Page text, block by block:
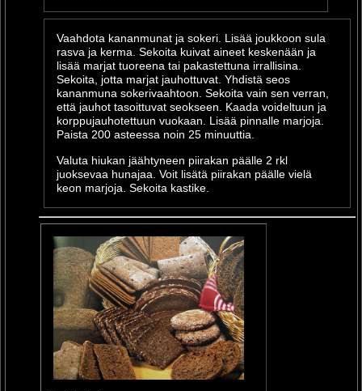
Vaahdota kananmunat ja sokeri. Lisää joukkoon sula
rasva ja kerma. Sekoita kuivat aineet keskenään ja
lisää marjat tuoreena tai pakastettuna irrallisina.
Sekoita, jotta marjat jauhottuvat. Yhdistä seos
kananmuna sokerivaahtoon. Sekoita vain sen verran,
että jauhot tasoittuvat seokseen. Kaada voideltuun ja
korppujauhotettuun vuokaan. Lisää pinnalle marjoja.
Paista 200 asteessa noin 25 minuuttia.
Valuta hiukan jäähtyneen piirakan päälle 2 rkl
juoksevaa hunajaa. Voit lisätä piirakan päälle vielä
keon marjoja. Sekoita kastike.